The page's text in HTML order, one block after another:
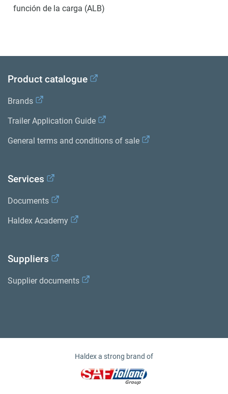
función de la carga (ALB)
Product catalogue
Brands
Trailer Application Guide
General terms and conditions of sale
Services
Documents
Haldex Academy
Suppliers
Supplier documents
Haldex a strong brand of